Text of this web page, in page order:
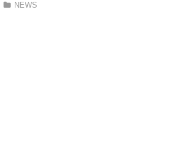
NEWS